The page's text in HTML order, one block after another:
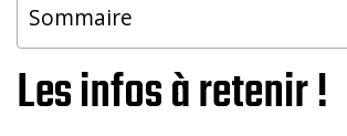
Sommaire
Les infos à retenir !